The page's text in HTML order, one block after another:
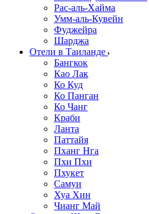
Рас-аль-Хайма
Умм-аль-Кувейн
Фуджейра
Шарджа
Отели в Таиланде
Бангкок
Као Лак
Ко Куд
Ко Панган
Ко Чанг
Краби
Ланта
Паттайя
Пханг Нга
Пхи Пхи
Пхукет
Самуи
Хуа Хин
Чианг Май